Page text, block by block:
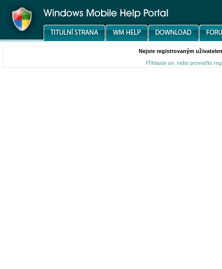
Nejste registrovaným
Přihlaste se, nebo proveďte